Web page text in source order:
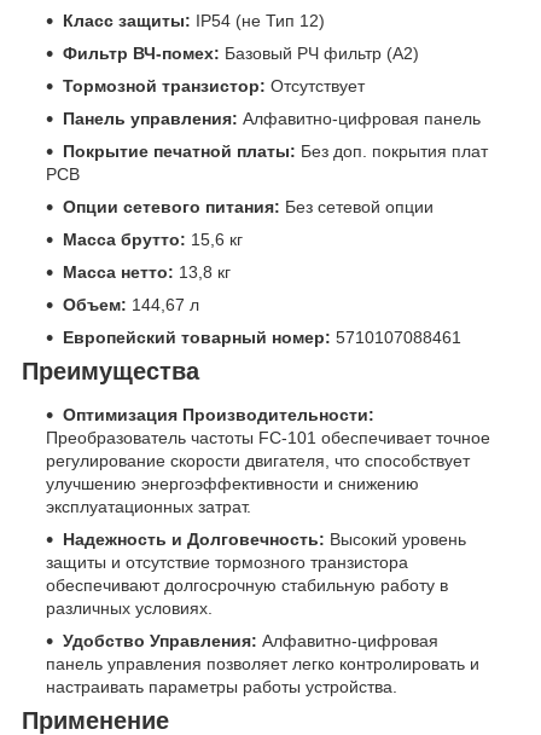
Класс защиты: IP54 (не Тип 12)
Фильтр ВЧ-помех: Базовый РЧ фильтр (А2)
Тормозной транзистор: Отсутствует
Панель управления: Алфавитно-цифровая панель
Покрытие печатной платы: Без доп. покрытия плат
PCB
Опции сетевого питания: Без сетевой опции
Масса брутто: 15,6 кг
Масса нетто: 13,8 кг
Объем: 144,67 л
Европейский товарный номер: 5710107088461
Преимущества
Оптимизация Производительности:
Преобразователь частоты FC-101 обеспечивает точное
регулирование скорости двигателя, что способствует
улучшению энергоэффективности и снижению
эксплуатационных затрат.
Надежность и Долговечность: Высокий уровень
защиты и отсутствие тормозного транзистора
обеспечивают долгосрочную стабильную работу в
различных условиях.
Удобство Управления: Алфавитно-цифровая
панель управления позволяет легко контролировать и
настраивать параметры работы устройства.
Применение